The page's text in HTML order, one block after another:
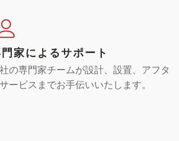
家によるサポート
の専門家チームが設計、設置、アフタ
ービスまでお手伝いいたします。